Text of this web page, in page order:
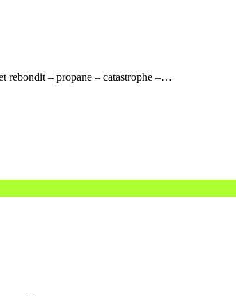
rebondit – propane – catastrophe –…